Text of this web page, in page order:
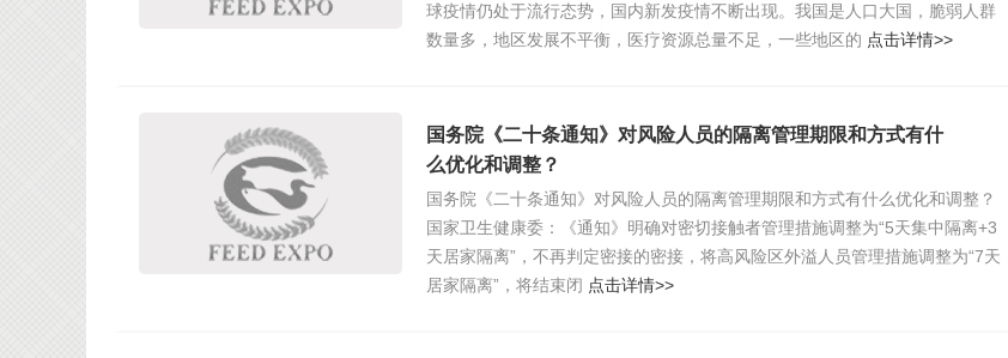
球疫情仍处于流行态势，国内新发疫情不断出现。我国是人口大国，脆弱人群
数量多，地区发展不平衡，医疗资源总量不足，一些地区的 点击详情>>
国务院《二十条通知》对风险人员的隔离管理期限和方式有什
么优化和调整？
国务院《二十条通知》对风险人员的隔离管理期限和方式有什么优化和调整？
国家卫生健康委：《通知》明确对密切接触者管理措施调整为“5天集中隔离+3
天居家隔离”，不再判定密接的密接，将高风险区外溢人员管理措施调整为“7天
居家隔离”，将结束闭 点击详情>>